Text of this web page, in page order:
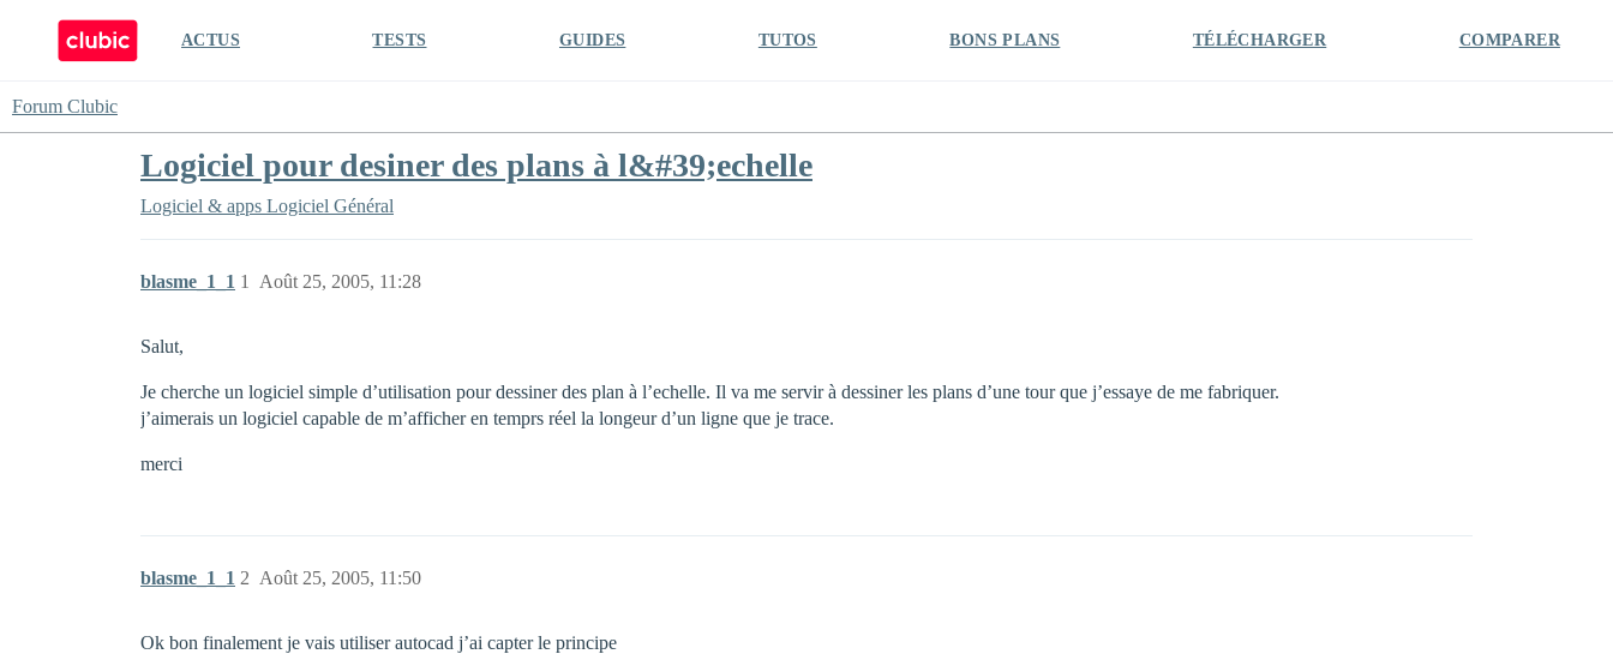
ACTUS TESTS GUIDES TUTOS BONS PLANS TÉLÉCHARGER COMPARER
Forum Clubic
Logiciel pour desiner des plans à l&#39;echelle
Logiciel & apps Logiciel Général
blasme_1_1 Août 25, 2005, 11:28
1
Salut,
Je cherche un logiciel simple d’utilisation pour dessiner des plan à l’echelle. Il va me servir à dessiner les plans d’une tour que j’essaye de me fabriquer.
j’aimerais un logiciel capable de m’afficher en temprs réel la longeur d’un ligne que je trace.
merci
blasme_1_1 Août 25, 2005, 11:50
2
Ok bon finalement je vais utiliser autocad j’ai capter le principe